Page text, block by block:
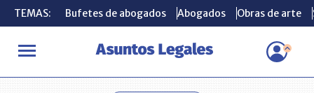
TEMAS: Bufetes de abogados Abogados Obras de arte
INICIO ACTUALIDAD Piden que la reelección presidencial sea
TEMAS: Bufetes de abogados Abogados Obras de arte